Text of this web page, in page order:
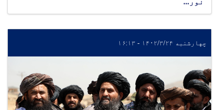
نور...
چهارشنبه ۱۴۰۲/۳/۲۴ - ۱۶:۱۳